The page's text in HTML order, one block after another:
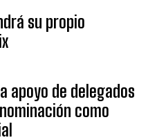
su propio
apoyo de delegados
como